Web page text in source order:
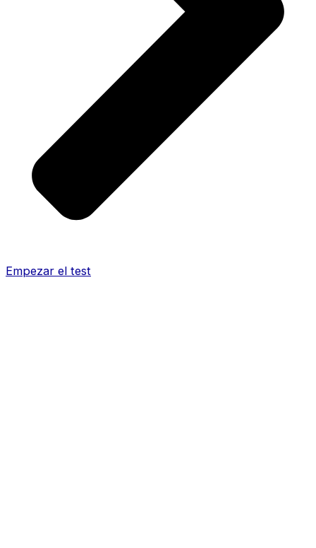
Empezar el test